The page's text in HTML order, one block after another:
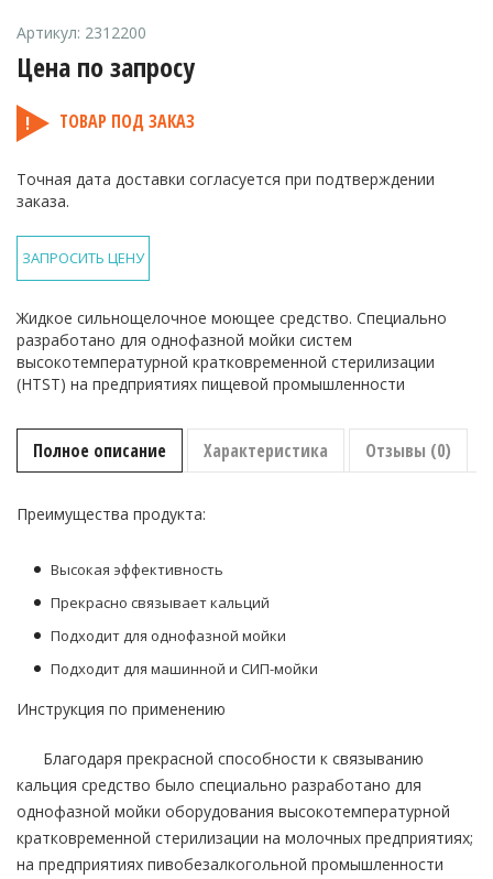
Артикул: 2312200
Цена по запросу
ТОВАР ПОД ЗАКАЗ
Точная дата доставки согласуется при подтверждении
заказа.
ЗАПРОСИТЬ ЦЕНУ
Жидкое сильнощелочное моющее средство. Специально
разработано для однофазной мойки систем
высокотемпературной кратковременной стерилизации
(HTST) на предприятиях пищевой промышленности
Полное описание Характеристика Отзывы (0)
Преимущества продукта:
Высокая эффективность
Прекрасно связывает кальций
Подходит для однофазной мойки
Подходит для машинной и СИП-мойки
Инструкция по применению
Благодаря прекрасной способности к связыванию
кальция средство было специально разработано для
однофазной мойки оборудования высокотемпературной
кратковременной стерилизации на молочных предприятиях;
на предприятиях пивобезалкогольной промышленности